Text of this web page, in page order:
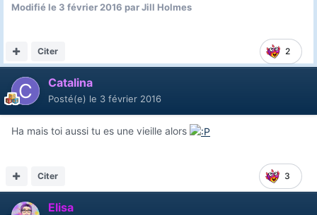
Modifiéle 3 février 2016 par Jill Holmes
2
Citer
Catalina
Posté(e) le 3 février 2016
Ha mais toi aussi tu es une vieille alors
3
Citer
Elisa